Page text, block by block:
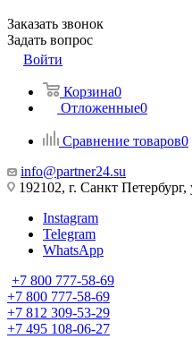
Заказать звонок
Задать вопрос
Войти
Корзина0
Отложенные0
Сравнение товаров0
info@partner24.su
192102, г. Санкт
Instagram
Telegram
WhatsApp
+7 800 777-58-69
+7 800 777-58-69
+7 812 309-53-29
+7 495 108-06-27